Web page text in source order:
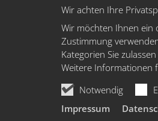
Wir achten Ihre
Wir möchten Ihnen ein
Zustimmung
Kategorien Sie
Weitere Informationen
Notwendig
Impressum